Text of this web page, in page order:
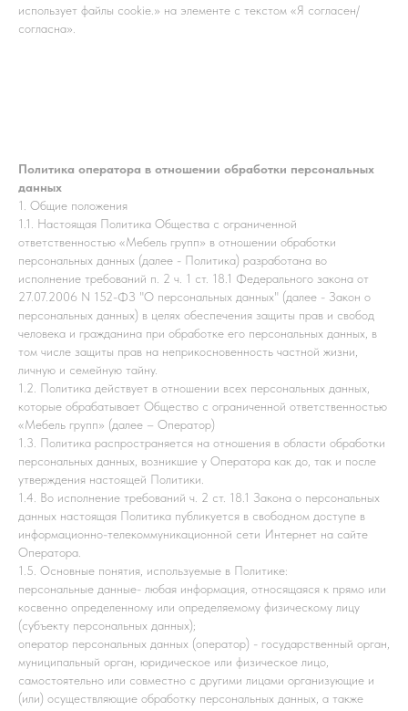
использует файлы cookie.» на элементе с текстом «Я согласен/
согласна».
Политика оператора в отношении обработки персональных
данных
1. Общие положения
1.1. Настоящая Политика Общества с ограниченной
ответственностью «Мебель групп» в отношении обработки
персональных данных (далее - Политика) разработана во
исполнение требований п. 2 ч. 1 ст. 18.1 Федерального закона от
27.07.2006 N 152-ФЗ "О персональных данных" (далее - Закон о
персональных данных) в целях обеспечения защиты прав и свобод
человека и гражданина при обработке его персональных данных, в
том числе защиты прав на неприкосновенность частной жизни,
личную и семейную тайну.
1.2. Политика действует в отношении всех персональных данных,
которые обрабатывает Общество с ограниченной ответственностью
«Мебель групп» (далее – Оператор)
1.3. Политика распространяется на отношения в области обработки
персональных данных, возникшие у Оператора как до, так и после
утверждения настоящей Политики.
1.4. Во исполнение требований ч. 2 ст. 18.1 Закона о персональных
данных настоящая Политика публикуется в свободном доступе в
информационно-телекоммуникационной сети Интернет на сайте
Оператора.
1.5. Основные понятия, используемые в Политике:
персональные данные- любая информация, относящаяся к прямо или
косвенно определенному или определяемому физическому лицу
(субъекту персональных данных);
оператор персональных данных (оператор) - государственный орган,
муниципальный орган, юридическое или физическое лицо,
самостоятельно или совместно с другими лицами организующие и
(или) осуществляющие обработку персональных данных, а также